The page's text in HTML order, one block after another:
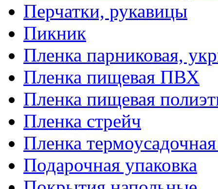
Перчатки, рукавицы
Пикник
Пленка парниковая,
Пленка пищевая ПВХ
Пленка пищевая
Пленка стрейч
Пленка
Подарочная упаковка